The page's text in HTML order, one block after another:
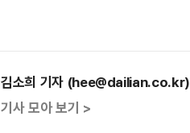
김소희 기자 (hee@dailian.co.kr)
기사 모아 보기 >